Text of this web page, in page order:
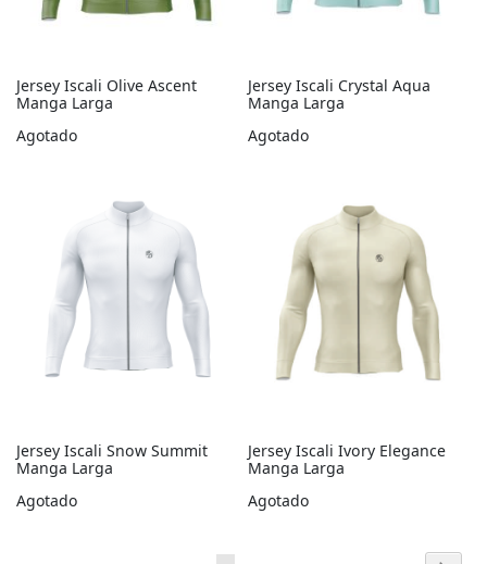
Jersey Iscali Olive Ascent
Manga Larga
Agotado
Jersey Iscali Crystal Aqua
Manga Larga
Agotado
Jersey Iscali Snow Summit
Manga Larga
Agotado
Jersey Iscali Ivory Elegance
Manga Larga
Agotado